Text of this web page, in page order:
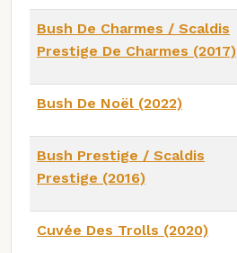
Bush De Charmes / Scaldis
Prestige De Charmes (2017)
Bush De Noël (2022)
Bush Prestige / Scaldis
Prestige (2016)
Cuvée Des Trolls (2020)